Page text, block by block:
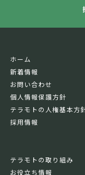
ホーム
新着情報
お問い合わせ
個人情報保護方針
テラモトの人権基本方
採用情報
テラモトの取り組み
お役立ち情報